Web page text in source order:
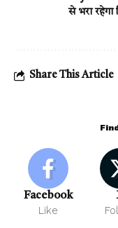
से भरा रहेगा
Share This Article
Facebook
Like